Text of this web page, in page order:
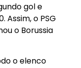
gol e
Assim, o PSG
o Borussia
o elenco